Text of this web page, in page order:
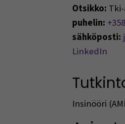
Otsikko:
puhelin:
sähköposti:
LinkedIn
Insinööri